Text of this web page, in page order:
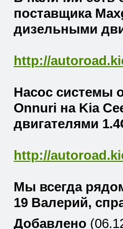
поставщика
дизельными
http://
Насос системы
Onnuri на Kia
двигателями
http://
Мы всегда
19 Валерий,
Добавлено